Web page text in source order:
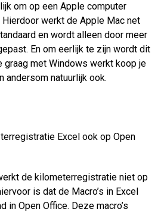
om op een Apple computer
werkt de Apple Mac net
en wordt alleen door meer
En om eerlijk te zijn wordt dit
graag met Windows werkt koop je
andersom natuurlijk ook.
Excel ook op Open
de kilometerregistratie niet op
is dat de Macro’s in Excel
in Open Office. Deze macro’s